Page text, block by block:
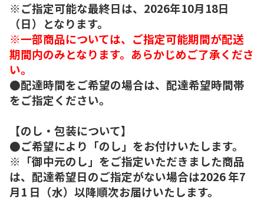
※ご指定可能な最終日は、2026年10月18日
（日）となります。
※一部商品については、ご指定可能期間が配送
期間内のみとなります。あらかじめご了承くださ
い。
●配達時間をご希望の場合は、配達希望時間帯
をご指定ください。
【のし・包装について】
●ご希望により「のし」をお付けいたします。
※「御中元のし」をご指定いただきました商品
は、配達希望日のご指定がない場合は2026 年7
月1 日（水）以降順次お届けいたします。